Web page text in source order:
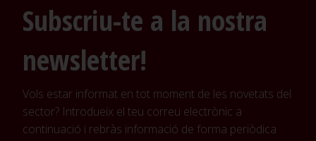
Subscriu-te a la nostra
newsletter!
Vols estar informat en tot moment de les novetats del
sector? Introdueix el teu correu electrònic a
continuació i rebràs informació de forma periòdica